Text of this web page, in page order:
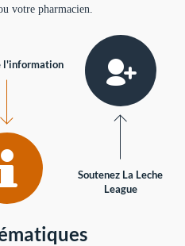
votre pharmacien.
l'information
Soutenez La Leche
League